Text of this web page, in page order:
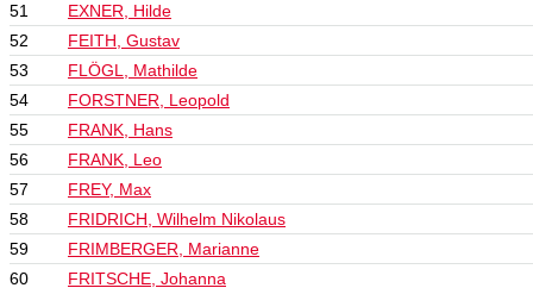
51
EXNER, Hilde
52
FEITH, Gustav
53
FLÖGL, Mathilde
54
FORSTNER, Leopold
55
FRANK, Hans
56
FRANK, Leo
57
FREY, Max
58
FRIDRICH, Wilhelm Nikolaus
59
FRIMBERGER, Marianne
60
FRITSCHE, Johanna